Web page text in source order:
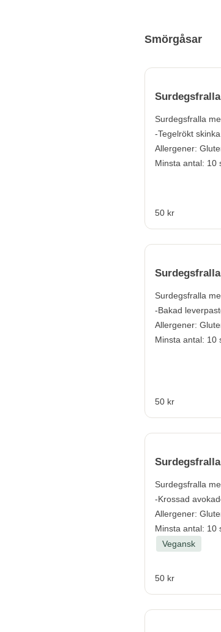
Smörgåsar
Surdegsfralla
-Tegelrökt
Allergener:
Minsta antal: 10
50 kr
Surdegsfralla
-Bakad
Allergener:
Minsta antal: 10
50 kr
Surdegsfralla
-Krossad
Allergener:
Minsta antal: 10
Vegansk
50 kr